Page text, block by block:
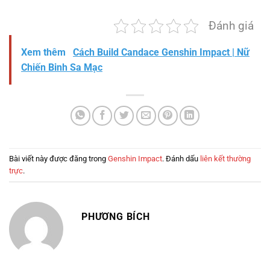
Đánh giá
Xem thêm
Cách Build Candace Genshin Impact | Nữ
Chiến Binh Sa Mạc
Bài viết này được đăng trong Genshin Impact. Đánh dấu liên kết thường
trực.
PHƯƠNG BÍCH